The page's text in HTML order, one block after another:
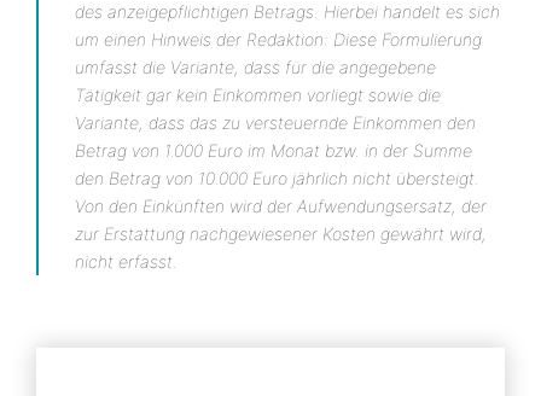
des anzeigepflichtigen Betrags. Hierbei handelt es sich
um einen Hinweis der Redaktion: Diese Formulierung
umfasst die Variante, dass für die angegebene
Tätigkeit gar kein Einkommen vorliegt sowie die
Variante, dass das zu versteuernde Einkommen den
Betrag von 1.000 Euro im Monat bzw. in der Summe
den Betrag von 10.000 Euro jährlich nicht übersteigt.
Von den Einkünften wird der Aufwendungsersatz, der
zur Erstattung nachgewiesener Kosten gewährt wird,
nicht erfasst.